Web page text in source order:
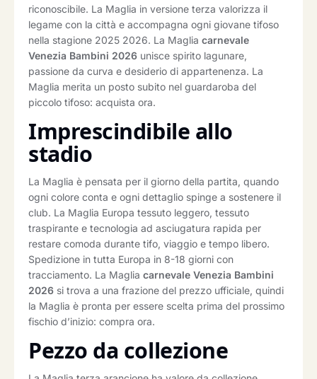
riconoscibile. La Maglia in versione terza valorizza il
legame con la città e accompagna ogni giovane tifoso
nella stagione 2025 2026. La Maglia carnevale
Venezia Bambini 2026 unisce spirito lagunare,
passione da curva e desiderio di appartenenza. La
Maglia merita un posto subito nel guardaroba del
piccolo tifoso: acquista ora.
Imprescindibile allo
stadio
La Maglia è pensata per il giorno della partita, quando
ogni colore conta e ogni dettaglio spinge a sostenere il
club. La Maglia Europa tessuto leggero, tessuto
traspirante e tecnologia ad asciugatura rapida per
restare comoda durante tifo, viaggio e tempo libero.
Spedizione in tutta Europa in 8-18 giorni con
tracciamento. La Maglia carnevale Venezia Bambini
2026 si trova a una frazione del prezzo ufficiale, quindi
la Maglia è pronta per essere scelta prima del prossimo
fischio d’inizio: compra ora.
Pezzo da collezione